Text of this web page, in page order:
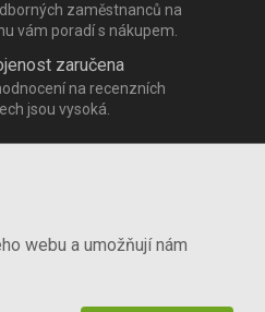
webu a umožňují nám
zaměstnanců na
vám poradí s nákupem.
zaručena
na recenzních
jsou vysoká.